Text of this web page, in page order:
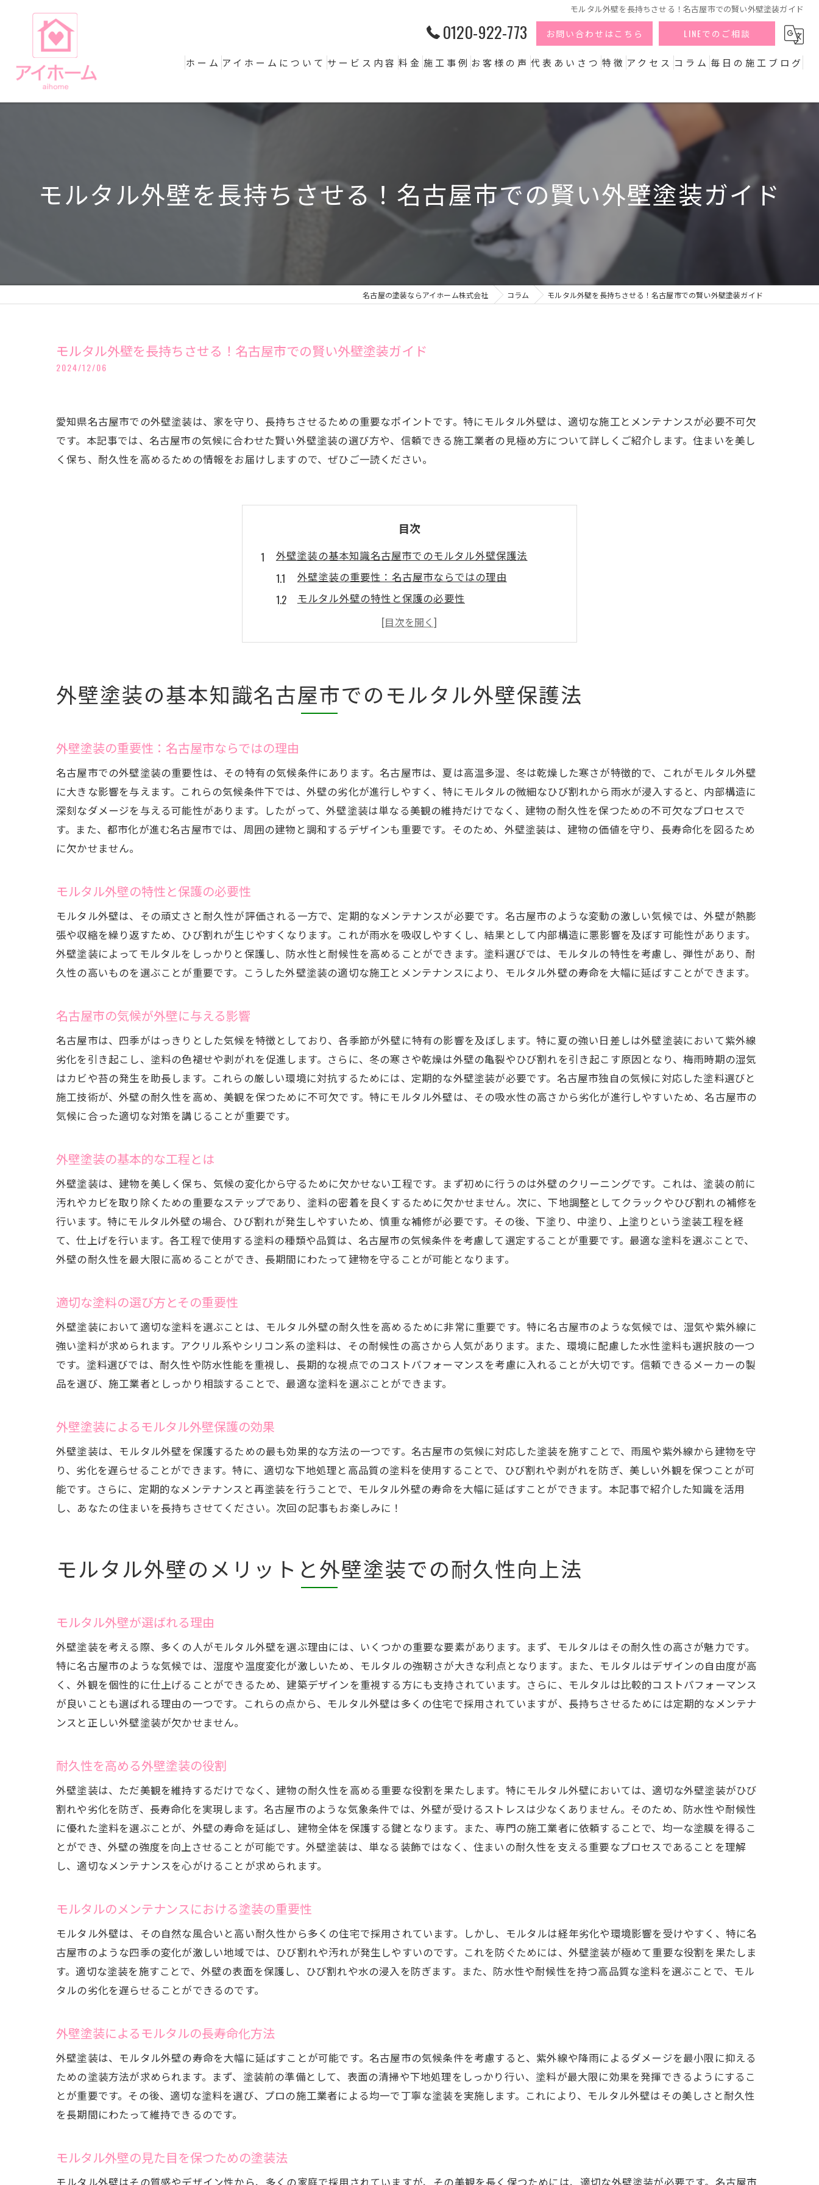
モルタル外壁を長持ちさせる！名古屋市での賢い外壁塗装ガイド
0120-922-773 お問い合わせはこちら LINEでのご相談
ホーム アイホームについて サービス内容 料金 施工事例 お客様の声 代表あいさつ 特徴
外壁
リフォーム
エクステリア
アクセス コラム 毎日の施工ブログ
モルタル外壁を長持ちさせる！名古屋市での賢い外壁塗装ガイド
名古屋の塗装ならアイホーム株式会社 コラム モルタル外壁を長持ちさせる！名古屋市での賢い外壁塗装ガイド
モルタル外壁を長持ちさせる！名古屋市での賢い外壁塗装ガイド
2024/12/06
愛知県名古屋市での外壁塗装は、家を守り、長持ちさせるための重要なポイントです。特にモルタル外壁は、適切な施工とメンテナンスが必要不可欠
です。本記事では、名古屋市の気候に合わせた賢い外壁塗装の選び方や、信頼できる施工業者の見極め方について詳しくご紹介します。住まいを美し
く保ち、耐久性を高めるための情報をお届けしますので、ぜひご一読ください。
目次
外壁塗装の基本知識名古屋市でのモルタル外壁保護法
外壁塗装の重要性：名古屋市ならではの理由
モルタル外壁の特性と保護の必要性
名古屋市の気候が外壁に与える影響
外壁塗装の基本的な工程とは
外壁塗装によるモルタル外壁保護の効果
モルタル外壁のメリットと外壁塗装での耐久性向上法
耐久性を高める外壁塗装の役割
モルタルのメンテナンスにおける塗装の重要性
外壁塗装によるモルタルの長寿命化方法
モルタル外壁の見た目を保つための塗装法
名古屋市でのモルタル外壁の維持方法
外壁塗装における防水対策の重要性
温度変化に強い外壁塗料とは
気候対応型塗装のメリット
名古屋市での外壁塗装事例から学ぶ
過去の施工事例を確認する重要性
資格と経験がある業者を選ぶ理由
見積もり比較で気をつける点
定期的なメンテナンスの重要性
外壁塗装のタイミングを逃さない方法
色褪せを防ぐ塗装のポイント
外壁のひび割れを防ぐ対策
業者選びで確認すべき基本項目
業者の信用力を見極める方法
施工内容の透明性を確認する
保証内容をしっかりと把握する
名古屋市での外壁塗装成功事例に学ぶモルタルの保護法
成功事例から学ぶ塗装のポイント
名古屋市の事例に見るモルタル保護法
実際の施工から得られる知見
地域特性に対応した施工事例
モルタル外壁が選ばれる理由
定期的な点検で劣化を防ぐ方法
メンテナンス契約の確認ポイント
トラブルが発生した際の対処法
外壁塗装後のケアで長持ちさせる
外壁塗装の基本知識名古屋市でのモルタル外壁保護法
外壁塗装の重要性：名古屋市ならではの理由
名古屋市での外壁塗装の重要性は、その特有の気候条件にあります。名古屋市は、夏は高温多湿、冬は乾燥した寒さが特徴的で、これがモルタル外壁
に大きな影響を与えます。これらの気候条件下では、外壁の劣化が進行しやすく、特にモルタルの微細なひび割れから雨水が浸入すると、内部構造に
深刻なダメージを与える可能性があります。したがって、外壁塗装は単なる美観の維持だけでなく、建物の耐久性を保つための不可欠なプロセスで
す。また、都市化が進む名古屋市では、周囲の建物と調和するデザインも重要です。そのため、外壁塗装は、建物の価値を守り、長寿命化を図るため
に欠かせません。
モルタル外壁の特性と保護の必要性
モルタル外壁は、その頑丈さと耐久性が評価される一方で、定期的なメンテナンスが必要です。名古屋市のような変動の激しい気候では、外壁が熱膨
張や収縮を繰り返すため、ひび割れが生じやすくなります。これが雨水を吸収しやすくし、結果として内部構造に悪影響を及ぼす可能性があります。
外壁塗装によってモルタルをしっかりと保護し、防水性と耐候性を高めることができます。塗料選びでは、モルタルの特性を考慮し、弾性があり、耐
久性の高いものを選ぶことが重要です。こうした外壁塗装の適切な施工とメンテナンスにより、モルタル外壁の寿命を大幅に延ばすことができます。
名古屋市の気候が外壁に与える影響
名古屋市は、四季がはっきりとした気候を特徴としており、各季節が外壁に特有の影響を及ぼします。特に夏の強い日差しは外壁塗装において紫外線
劣化を引き起こし、塗料の色褪せや剥がれを促進します。さらに、冬の寒さや乾燥は外壁の亀裂やひび割れを引き起こす原因となり、梅雨時期の湿気
はカビや苔の発生を助長します。これらの厳しい環境に対抗するためには、定期的な外壁塗装が必要です。名古屋市独自の気候に対応した塗料選びと
施工技術が、外壁の耐久性を高め、美観を保つために不可欠です。特にモルタル外壁は、その吸水性の高さから劣化が進行しやすいため、名古屋市の
気候に合った適切な対策を講じることが重要です。
外壁塗装の基本的な工程とは
外壁塗装は、建物を美しく保ち、気候の変化から守るために欠かせない工程です。まず初めに行うのは外壁のクリーニングです。これは、塗装の前に
汚れやカビを取り除くための重要なステップであり、塗料の密着を良くするために欠かせません。次に、下地調整としてクラックやひび割れの補修を
行います。特にモルタル外壁の場合、ひび割れが発生しやすいため、慎重な補修が必要です。その後、下塗り、中塗り、上塗りという塗装工程を経
て、仕上げを行います。各工程で使用する塗料の種類や品質は、名古屋市の気候条件を考慮して選定することが重要です。最適な塗料を選ぶことで、
外壁の耐久性を最大限に高めることができ、長期間にわたって建物を守ることが可能となります。
適切な塗料の選び方とその重要性
外壁塗装において適切な塗料を選ぶことは、モルタル外壁の耐久性を高めるために非常に重要です。特に名古屋市のような気候では、湿気や紫外線に
強い塗料が求められます。アクリル系やシリコン系の塗料は、その耐候性の高さから人気があります。また、環境に配慮した水性塗料も選択肢の一つ
です。塗料選びでは、耐久性や防水性能を重視し、長期的な視点でのコストパフォーマンスを考慮に入れることが大切です。信頼できるメーカーの製
品を選び、施工業者としっかり相談することで、最適な塗料を選ぶことができます。
外壁塗装によるモルタル外壁保護の効果
外壁塗装は、モルタル外壁を保護するための最も効果的な方法の一つです。名古屋市の気候に対応した塗装を施すことで、雨風や紫外線から建物を守
り、劣化を遅らせることができます。特に、適切な下地処理と高品質の塗料を使用することで、ひび割れや剥がれを防ぎ、美しい外観を保つことが可
能です。さらに、定期的なメンテナンスと再塗装を行うことで、モルタル外壁の寿命を大幅に延ばすことができます。本記事で紹介した知識を活用
し、あなたの住まいを長持ちさせてください。次回の記事もお楽しみに！
モルタル外壁のメリットと外壁塗装での耐久性向上法
モルタル外壁が選ばれる理由
外壁塗装を考える際、多くの人がモルタル外壁を選ぶ理由には、いくつかの重要な要素があります。まず、モルタルはその耐久性の高さが魅力です。
特に名古屋市のような気候では、湿度や温度変化が激しいため、モルタルの強靭さが大きな利点となります。また、モルタルはデザインの自由度が高
く、外観を個性的に仕上げることができるため、建築デザインを重視する方にも支持されています。さらに、モルタルは比較的コストパフォーマンス
が良いことも選ばれる理由の一つです。これらの点から、モルタル外壁は多くの住宅で採用されていますが、長持ちさせるためには定期的なメンテナ
ンスと正しい外壁塗装が欠かせません。
耐久性を高める外壁塗装の役割
外壁塗装は、ただ美観を維持するだけでなく、建物の耐久性を高める重要な役割を果たします。特にモルタル外壁においては、適切な外壁塗装がひび
割れや劣化を防ぎ、長寿命化を実現します。名古屋市のような気象条件では、外壁が受けるストレスは少なくありません。そのため、防水性や耐候性
に優れた塗料を選ぶことが、外壁の寿命を延ばし、建物全体を保護する鍵となります。また、専門の施工業者に依頼することで、均一な塗膜を得るこ
とができ、外壁の強度を向上させることが可能です。外壁塗装は、単なる装飾ではなく、住まいの耐久性を支える重要なプロセスであることを理解
し、適切なメンテナンスを心がけることが求められます。
モルタルのメンテナンスにおける塗装の重要性
モルタル外壁は、その自然な風合いと高い耐久性から多くの住宅で採用されています。しかし、モルタルは経年劣化や環境影響を受けやすく、特に名
古屋市のような四季の変化が激しい地域では、ひび割れや汚れが発生しやすいのです。これを防ぐためには、外壁塗装が極めて重要な役割を果たしま
す。適切な塗装を施すことで、外壁の表面を保護し、ひび割れや水の浸入を防ぎます。また、防水性や耐候性を持つ高品質な塗料を選ぶことで、モル
タルの劣化を遅らせることができるのです。
外壁塗装によるモルタルの長寿命化方法
外壁塗装は、モルタル外壁の寿命を大幅に延ばすことが可能です。名古屋市の気候条件を考慮すると、紫外線や降雨によるダメージを最小限に抑える
ための塗装方法が求められます。まず、塗装前の準備として、表面の清掃や下地処理をしっかり行い、塗料が最大限に効果を発揮できるようにするこ
とが重要です。その後、適切な塗料を選び、プロの施工業者による均一で丁寧な塗装を実施します。これにより、モルタル外壁はその美しさと耐久性
を長期間にわたって維持できるのです。
モルタル外壁の見た目を保つための塗装法
モルタル外壁はその質感やデザイン性から、多くの家庭で採用されていますが、その美観を長く保つためには、適切な外壁塗装が必要です。名古屋市